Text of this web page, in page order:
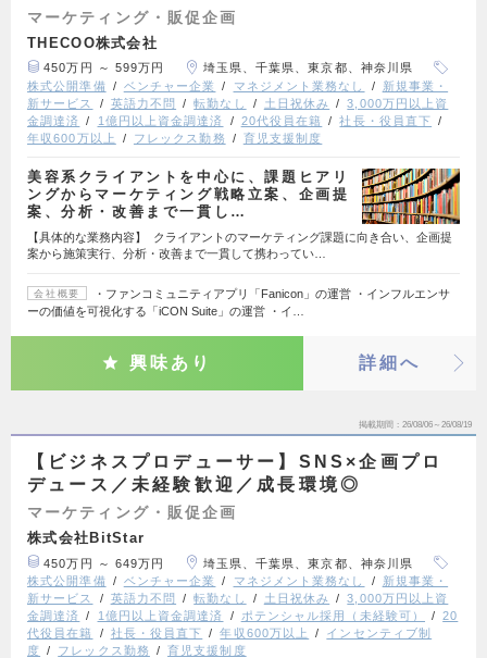
マーケティング・販促企画
THECOO株式会社
450万円 ～ 599万円
埼玉県、千葉県、東京都、神奈川県
株式公開準備
ベンチャー企業 マネジメント業務なし
新規事業・
新サービス
英語力不問 転勤なし 土日祝休み
3,000万円以上資
金調達済
1億円以上資金調達済 20代役員在籍
社長・役員直下
年収600万以上
フレックス勤務 育児支援制度
美容系クライアントを中心に、課題ヒアリ
ングからマーケティング戦略立案、企画提
案、分析・改善まで一貫し…
【具体的な業務内容】 クライアントのマーケティング課題に向き合い、企画提
案から施策実行、分析・改善まで一貫して携わってい…
会社概要
・ファンコミュニティアプリ「Fanicon」の運営 ・インフルエンサ
ーの価値を可視化する「iCON Suite」の運営 ・イ…
興味あり 詳細へ
掲載期間 26/08/06～26/08/19
【ビジネスプロデューサー】SNS×企画プロ
デュース／未経験歓迎／成長環境◎
マーケティング・販促企画
株式会社BitStar
450万円 ～ 649万円
埼玉県、千葉県、東京都、神奈川県
株式公開準備
ベンチャー企業 マネジメント業務なし
新規事業・
新サービス
英語力不問 転勤なし 土日祝休み
3,000万円以上資
金調達済
1億円以上資金調達済 ポテンシャル採用（未経験可）
20
代役員在籍
社長・役員直下 年収600万以上
インセンティブ制
度
フレックス勤務 育児支援制度